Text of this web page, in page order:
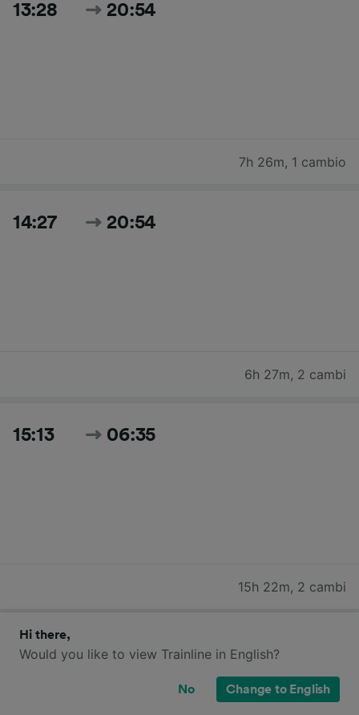
13:28 20:54
7h 26m, 1 cambio
14:27 20:54
6h 27m, 2 cambi
15:13 06:35
15h 22m, 2 cambi
17:24 08:54
Hi there,
Would you like to view Trainline in English?
No Change to English